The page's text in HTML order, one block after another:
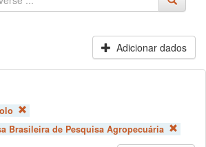
Adicionar dados
Brasileira de Pesquisa Agropecuária